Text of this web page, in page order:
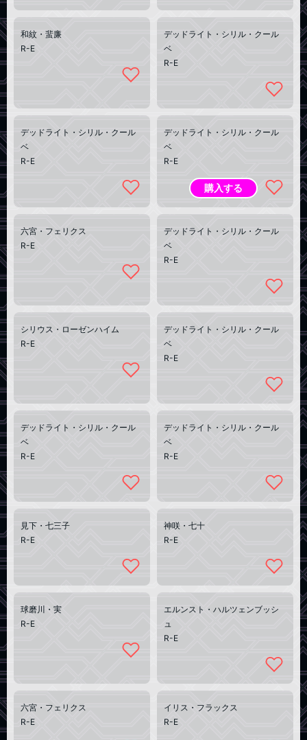
和紋・蜚廉
R-E
デッドライト・シリル・クール
ベ
R-E
デッドライト・シリル・クール
ベ
R-E
デッドライト・シリル・クール
ベ
R-E
購入する
六宮・フェリクス
R-E
デッドライト・シリル・クール
ベ
R-E
シリウス・ローゼンハイム
R-E
デッドライト・シリル・クール
ベ
R-E
デッドライト・シリル・クール
ベ
R-E
デッドライト・シリル・クール
ベ
R-E
見下・七三子
R-E
神咲・七十
R-E
球磨川・実
R-E
エルンスト・ハルツェンブッシ
ュ
R-E
六宮・フェリクス
R-E
イリス・フラックス
R-E